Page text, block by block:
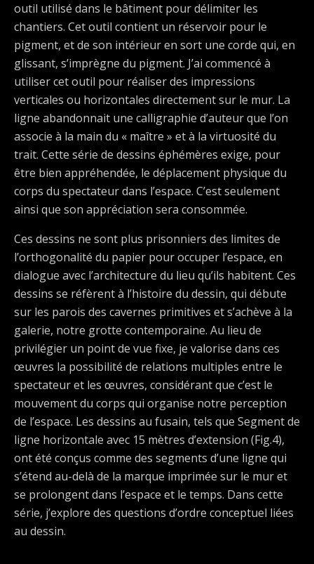
outil utilisé dans le bâtiment pour délimiter les
chantiers. Cet outil contient un réservoir pour le
pigment, et de son intérieur en sort une corde qui, en
glissant, s’imprègne du pigment. J’ai commencé à
utiliser cet outil pour réaliser des impressions
verticales ou horizontales directement sur le mur. La
ligne abandonnait une calligraphie d’auteur que l’on
associe à la main du « maître » et à la virtuosité du
trait. Cette série de dessins éphémères exige, pour
être bien appréhendée, le déplacement physique du
corps du spectateur dans l’espace. C’est seulement
ainsi que son appréciation sera consommée.
Ces dessins ne sont plus prisonniers des limites de
l’orthogonalité du papier pour occuper l’espace, en
dialogue avec l’architecture du lieu qu’ils habitent. Ces
dessins se réfèrent à l’histoire du dessin, qui débute
sur les parois des cavernes primitives et s’achève à la
galerie, notre grotte contemporaine. Au lieu de
privilégier un point de vue fixe, je valorise dans ces
œuvres la possibilité de relations multiples entre le
spectateur et les œuvres, considérant que c’est le
mouvement du corps qui organise notre perception
de l’espace. Les dessins au fusain, tels que Segment de
ligne horizontale avec 15 mètres d’extension (Fig.4),
ont été conçus comme des segments d’une ligne qui
s’étend au-delà de la marque imprimée sur le mur et
se prolongent dans l’espace et le temps. Dans cette
série, j’explore des questions d’ordre conceptuel liées
au dessin.